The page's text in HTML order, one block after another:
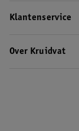
Klantenservice
Over Kruidvat